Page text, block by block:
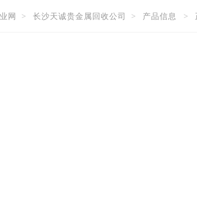
网 > 长沙天诚贵金属回收公司 > 产品信息 >